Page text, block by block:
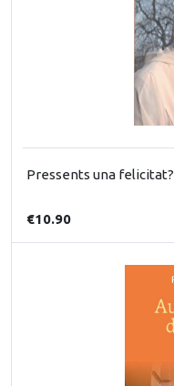
Pressents una felicitat?
€10.90